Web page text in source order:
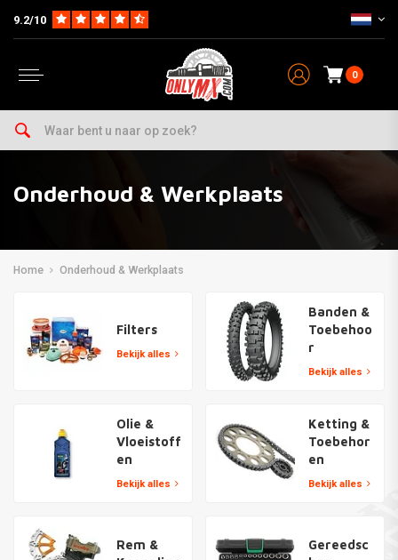
9.2/10
0
Onderhoud & Werkplaats
Home Onderhoud & Werkplaats
Filters
Bekijk alles
Banden &
Toebehoo
r
Bekijk alles
Olie &
Vloeistoff
en
Bekijk alles
Ketting &
Toebehor
en
Bekijk alles
Rem &
Gereedsc